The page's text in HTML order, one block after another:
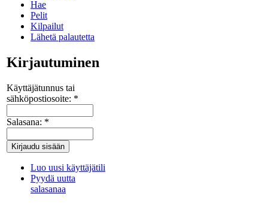
Hae
Pelit
Kilpailut
Lähetä palautetta
Kirjautuminen
Käyttäjätunnus tai
sähköpostiosoite: *
Salasana: *
Luo uusi käyttäjätili
Pyydä uutta
salasanaa